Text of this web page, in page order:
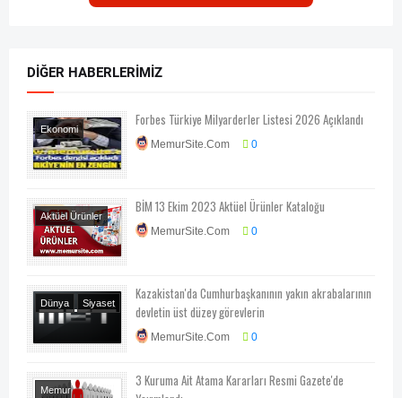
DIĞER HABERLERIMIZ
Ekonomi
Ekonomi-Piyasa-
Kampanya
Şirket
Forbes Türkiye Milyarderler Listesi 2026 Açıklandı
MemurSite.Com 0
Aktüel Ürünler
BİM 13 Ekim 2023 Aktüel Ürünler Kataloğu
MemurSite.Com 0
Dünya Siyaset
Kazakistan'da Cumhurbaşkanının yakın akrabalarının
devletin üst düzey görevlerin
MemurSite.Com 0
Memur
3 Kuruma Ait Atama Kararları Resmi Gazete'de